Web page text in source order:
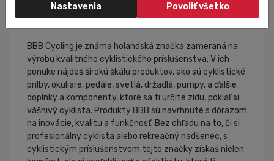
BBB Cycling
BBB Cycling je známa holandská značka zameraná na
výrobu kvalitného cyklistického príslušenstva. V ich
ponuke nájdeš širokú škálu produktov, ako sú cyklistické
prilby, okuliare, pedále, svetlá, držadlá, pumpy, a ďalšie
doplnky a komponenty, ktoré sa ti určite zídu, pokiaľ si
vášnivý cyklista. Produkty BBB sú navrhnuté s dôrazom
na inovácie, kvalitu a funkčnosť. Bez ohľadu na to, či si
profesionálny cyklista alebo rekreačný nadšenec, s
cyklistickým príslušenstvom tejto značky získaš nielen
Nastavenia Povoliť všetko